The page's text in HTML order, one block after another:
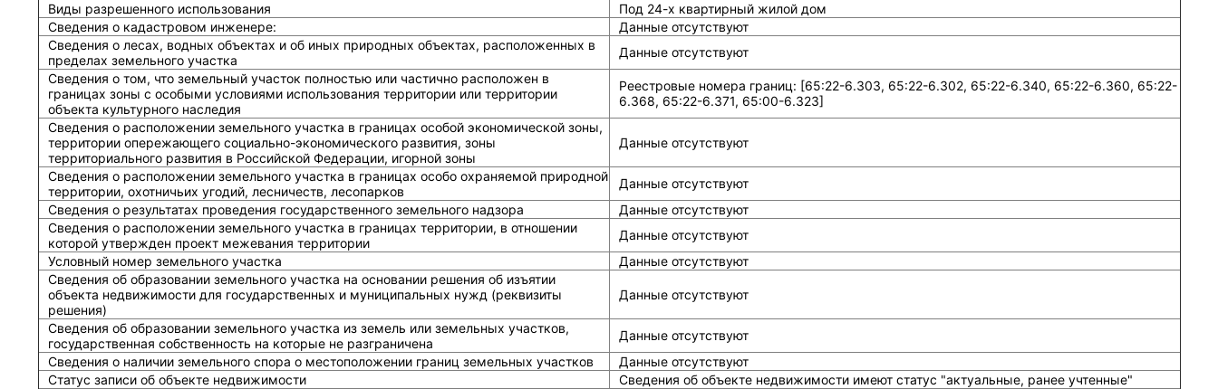
Виды разрешенного использования
Под 24-х квартирный жилой дом
Сведения о кадастровом инженере:
Данные отсутствуют
Cведения о лесах, водных объектах и об иных природных объектах, расположенных в
пределах земельного участка
Данные отсутствуют
Сведения о том, что земельный участок полностью или частично расположен в
границах зоны с особыми условиями использования территории или территории
объекта культурного наследия
Реестровые номера границ: [65:22-6.303, 65:22-6.302, 65:22-6.340, 65:22-6.360, 65:22-
6.368, 65:22-6.371, 65:00-6.323]
Сведения о расположении земельного участка в границах особой экономической зоны,
территории опережающего социально-экономического развития, зоны
территориального развития в Российской Федерации, игорной зоны
Данные отсутствуют
Сведения о расположении земельного участка в границах особо охраняемой природной
территории, охотничьих угодий, лесничеств, лесопарков
Данные отсутствуют
Сведения о результатах проведения государственного земельного надзора
Данные отсутствуют
Сведения о расположении земельного участка в границах территории, в отношении
которой утвержден проект межевания территории
Данные отсутствуют
Условный номер земельного участка
Данные отсутствуют
Сведения об образовании земельного участка на основании решения об изъятии
объекта недвижимости для государственных и муниципальных нужд (реквизиты
решения)
Данные отсутствуют
Сведения об образовании земельного участка из земель или земельных участков,
государственная собственность на которые не разграничена
Данные отсутствуют
Сведения о наличии земельного спора о местоположении границ земельных участков
Данные отсутствуют
Статус записи об объекте недвижимости
Сведения об объекте недвижимости имеют статус "актуальные, ранее учтенные"